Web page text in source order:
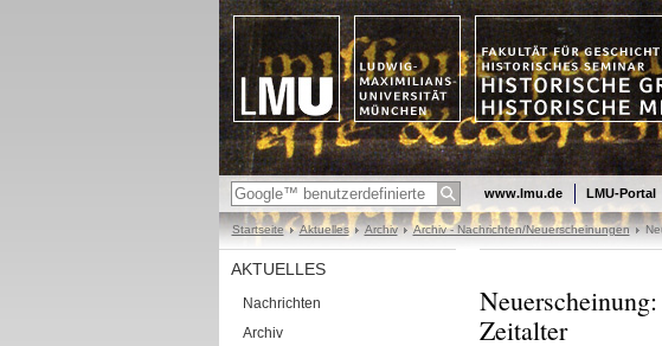
www.lmu.de LMU-Portal
Startseite Aktuelles Archiv Archiv - Nachrichten/Neuerscheinungen
AKTUELLES
Nachrichten
Archiv
Zeitalter